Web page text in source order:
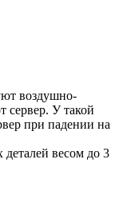
воздушно-
сервер. У такой
при падении на
весом до 3